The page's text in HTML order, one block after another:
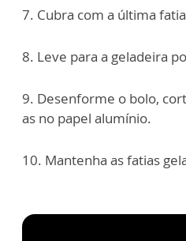
7. Cubra com a última
8. Leve para a geladeira
9. Desenforme o bolo,
as no papel alumínio.
10. Mantenha as fatias